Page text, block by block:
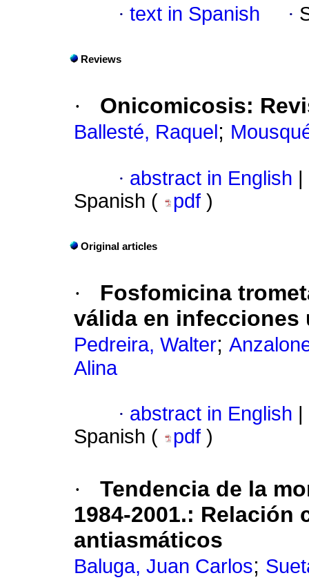
· text in Spanish ·
Reviews
· Onicomicosis:
Ballesté, Raquel ;
· abstract in English
Spanish (
pdf )
Original articles
·
Fosfomicina
válida en infecciones
Pedreira, Walter;
Alina
· abstract in English
Spanish (
pdf )
·
Tendencia de la
1984-2001.: Relación
antiasmáticos
Baluga, Juan Carlos;